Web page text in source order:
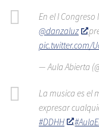
En el I
@danzaluz
pic.twitter.com/
— Aula Abierta
La musica es el
expresar
#DDHH
.